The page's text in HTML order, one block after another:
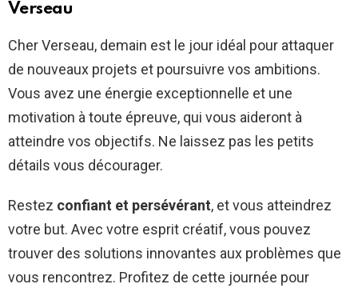
Verseau
Cher Verseau, demain est le jour idéal pour attaquer
de nouveaux projets et poursuivre vos ambitions.
Vous avez une énergie exceptionnelle et une
motivation à toute épreuve, qui vous aideront à
atteindre vos objectifs. Ne laissez pas les petits
détails vous décourager.
Restez confiant et persévérant, et vous atteindrez
votre but. Avec votre esprit créatif, vous pouvez
trouver des solutions innovantes aux problèmes que
vous rencontrez. Profitez de cette journée pour